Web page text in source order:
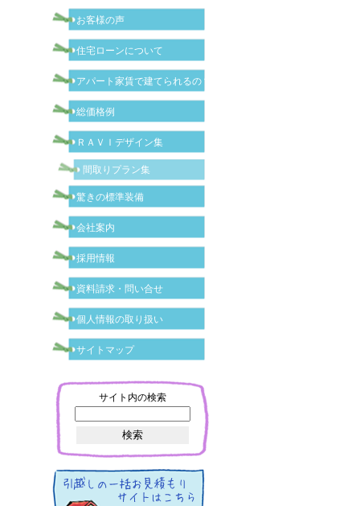
お客様の声
住宅ローンについて
アパート家賃で建てられるの？
総価格例
ＲＡＶＩデザイン集
間取りプラン集
驚きの標準装備
会社案内
採用情報
資料請求・問い合せ
個人情報の取り扱い
サイトマップ
サイト内の検索